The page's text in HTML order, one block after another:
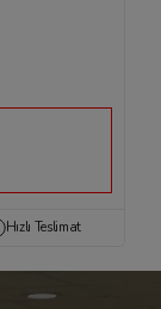
Hızlı Teslimat